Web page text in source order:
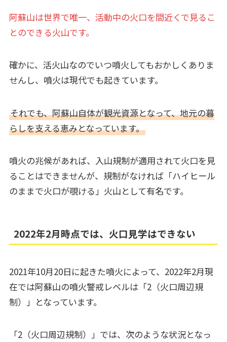
阿蘇山は世界で唯一、活動中の火口を間近くで見るこ
とのできる火山です。
確かに、活火山なのでいつ噴火してもおかしくありま
せんし、噴火は現代でも起きています。
それでも、阿蘇山自体が観光資源となって、地元の暮
らしを支える恵みとなっています。
噴火の兆候があれば、入山規制が適用されて火口を見
ることはできませんが、規制がなければ「ハイヒール
のままで火口が覗ける」火山として有名です。
2022年2月時点では、火口見学はできない
2021年10月20日に起きた噴火によって、2022年2月現
在では阿蘇山の噴火警戒レベルは「2（火口周辺規
制）」となっています。
「2（火口周辺規制）」では、次のような状況となっ